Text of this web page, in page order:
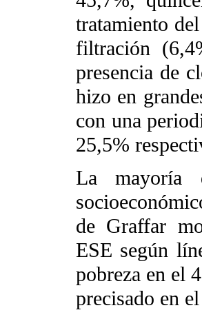
tratamiento
filtración
presencia de
hizo en
con una
25,5%
La mayoría
de Graffar
ESE según
pobreza en el
precisado en